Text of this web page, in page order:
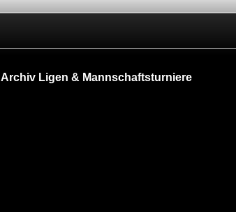
Archiv Ligen & Mannschaftsturniere